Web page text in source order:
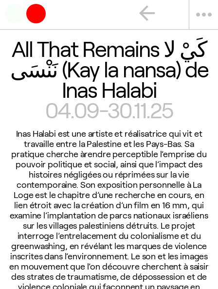
more_horiz
arrow_back
All That Remains كَيْ لا
نَنْسَى (Kay la nansa) de
Inas Halabi
04.09-30.11.25
Inas Halabi est une artiste et réalisatrice qui vit et
travaille entre la Palestine et les Pays-Bas. Sa
pratique cherche àrendre perceptible l’emprise du
pouvoir politique et social, ainsi que l’impact des
histoires négligées ou réprimées sur la vie
contemporaine. Son exposition personnelle à La
Loge est le chapitre d’une recherche en cours, en
lien étroit avec la création d’un film en 16 mm, qui
examine l’implantation de parcs nationaux israéliens
sur les villages palestiniens détruits. Le projet
interroge l’entrelacement du colonialisme et du
greenwashing, en révélant les marques de violence
inscrites dans l’environnement. Le son et les images
en mouvement que l’on découvre cherchent à saisir
des strates de traumatisme, de dépossession et de
violence coloniale qui façonnent un paysage en